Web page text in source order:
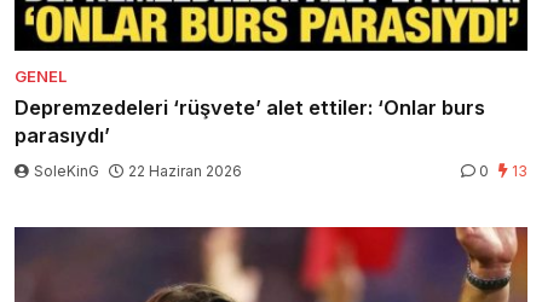
GENEL
Depremzedeleri ‘rüşvete’ alet ettiler: ‘Onlar burs
parasıydı’
SoleKinG 22 Haziran 2026 0 13